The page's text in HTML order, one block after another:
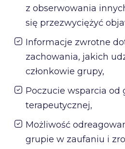
z obserwowania
się przezwyciężyć
Informacje zwrotne
zachowania, jakich
członkowie grupy,
Poczucie wsparcia od
terapeutycznej,
Możliwość
grupie w zaufaniu i